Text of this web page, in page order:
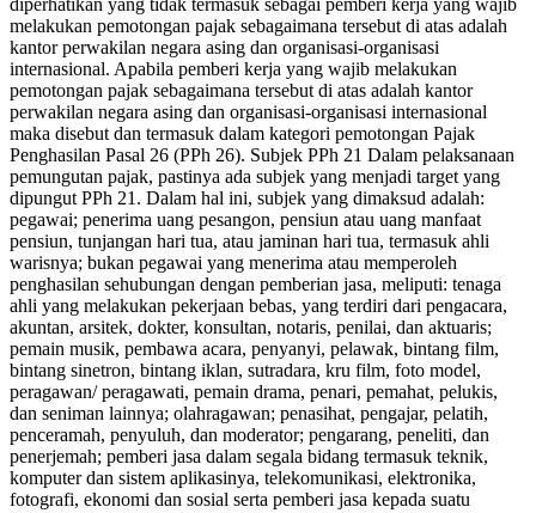
melakukan pemotongan pajak sebagaimana tersebut di atas adalah
kantor perwakilan negara asing dan organisasi-organisasi
internasional. Apabila pemberi kerja yang wajib melakukan
pemotongan pajak sebagaimana tersebut di atas adalah kantor
perwakilan negara asing dan organisasi-organisasi internasional
maka disebut dan termasuk dalam kategori pemotongan Pajak
Penghasilan Pasal 26 (PPh 26). Subjek PPh 21 Dalam pelaksanaan
pemungutan pajak, pastinya ada subjek yang menjadi target yang
dipungut PPh 21. Dalam hal ini, subjek yang dimaksud adalah:
pegawai; penerima uang pesangon, pensiun atau uang manfaat
pensiun, tunjangan hari tua, atau jaminan hari tua, termasuk ahli
warisnya; bukan pegawai yang menerima atau memperoleh
penghasilan sehubungan dengan pemberian jasa, meliputi: tenaga
ahli yang melakukan pekerjaan bebas, yang terdiri dari pengacara,
akuntan, arsitek, dokter, konsultan, notaris, penilai, dan aktuaris;
pemain musik, pembawa acara, penyanyi, pelawak, bintang film,
bintang sinetron, bintang iklan, sutradara, kru film, foto model,
peragawan/ peragawati, pemain drama, penari, pemahat, pelukis,
dan seniman lainnya; olahragawan; penasihat, pengajar, pelatih,
penceramah, penyuluh, dan moderator; pengarang, peneliti, dan
penerjemah; pemberi jasa dalam segala bidang termasuk teknik,
komputer dan sistem aplikasinya, telekomunikasi, elektronika,
fotografi, ekonomi dan sosial serta pemberi jasa kepada suatu